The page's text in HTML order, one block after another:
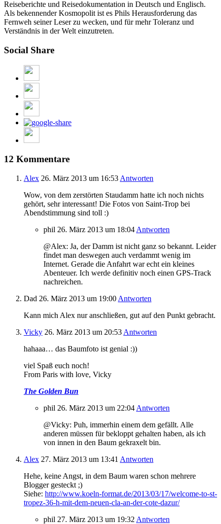
Reiseberichte und Reisedokumentation in Deutsch und Englisch.
Als bekennender Kosmopolit ist es Phils Herausforderung das
Fernweh seiner Leser zu wecken, und für mehr Toleranz und
Verständnis in der Welt einzutreten.
Social Share
12 Kommentare
Alex 26. März 2013 um 16:53 Antworten
Wow, von dem zerstörten Staudamm hatte ich noch nichts
gehört, sehr interessant! Die Fotos von Saint-Trop bei
Abendstimmung sind toll :)
phil 26. März 2013 um 18:04 Antworten
@Alex: Ja, der Damm ist nicht ganz so bekannt. Leider
findet man deswegen auch verdammt wenig im
Internet. Gerade die Anfahrt war echt ein kleines
Abenteuer. Ich werde definitiv noch einen GPS-Track
nachreichen.
Dad 26. März 2013 um 19:00 Antworten
Kann mich Alex nur anschließen, gut auf den Punkt gebracht.
Vicky 26. März 2013 um 20:53 Antworten
hahaaa… das Baumfoto ist genial :))
viel Spaß euch noch!
From Paris with love, Vicky
The Golden Bun
phil 26. März 2013 um 22:04 Antworten
@Vicky: Puh, immerhin einem dem gefällt. Alle
anderen müssen für bekloppt gehalten haben, als ich
von innen in den Baum gekraxelt bin.
Alex 27. März 2013 um 13:41 Antworten
Hehe, keine Angst, in dem Baum waren schon mehrere
Blogger gesteckt ;)
Siehe: http://www.koeln-format.de/2013/03/17/welcome-to-st-
tropez-36-h-mit-dem-neuen-cla-an-der-cote-dazur/
phil 27. März 2013 um 19:32 Antworten